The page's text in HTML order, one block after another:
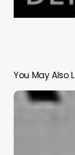
You May Also
Der